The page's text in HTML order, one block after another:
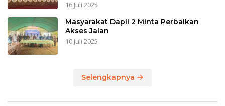
16 Juli 2025
Masyarakat Dapil 2 Minta Perbaikan
Akses Jalan
10 Juli 2025
Selengkapnya